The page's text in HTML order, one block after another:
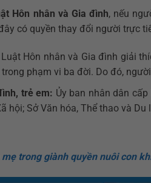
Hôn nhân và Gia đình, nếu
có quyền thay đổi người trực
Hôn nhân và Gia đình giải
phạm vi ba đời. Do đó,
trẻ em: Ủy ban nhân dân
hội; Sở Văn hóa, Thể thao và Du
mẹ trong giành quyền nuôi con